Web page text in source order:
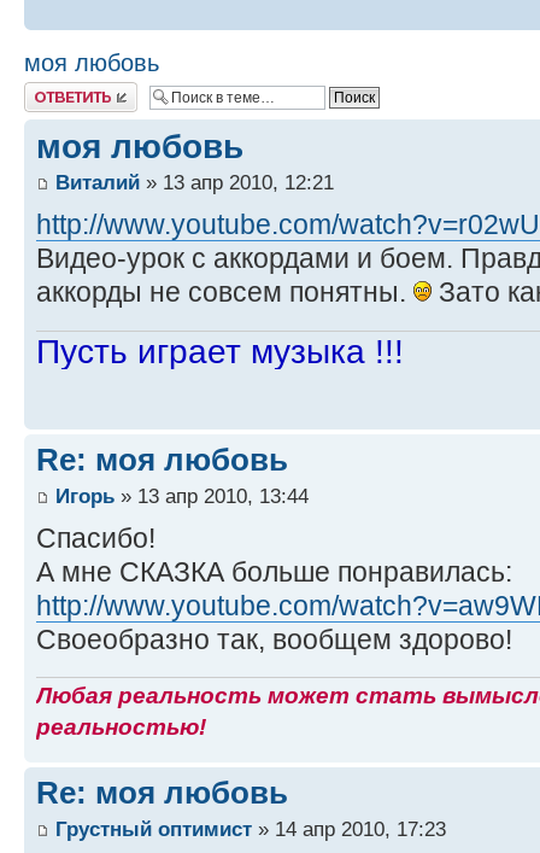
моя любовь
Ответить
моя любовь
Виталий » 13 апр 2010, 12:21
http://www.youtube.com/
Видео-урок с аккордами и боем.
аккорды не совсем понятны.
Зато
Пусть играет музыка !!!
Re: моя любовь
Игорь » 13 апр 2010, 13:44
Спасибо!
А мне СКАЗКА больше понравилась:
http://www.youtube.com/
Своеобразно так, вообщем здорово!
Любая реальность может стать
реальностью!
Re: моя любовь
Грустный оптимист » 14 апр 2010, 17:23